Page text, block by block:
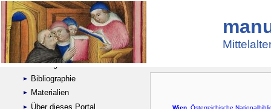
Suche
Handschriftensammlungen
Digitalisierte Handschriften
Kataloge
Bibliographie
Materialien
Über dieses Portal